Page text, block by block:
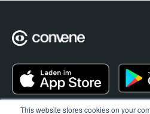
This website stores cookies on your